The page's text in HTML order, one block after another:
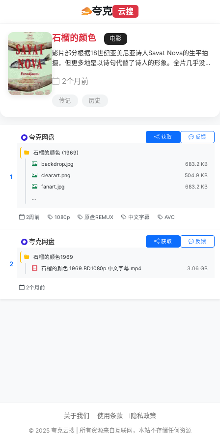
夸克 云搜
石榴的颜色
电影
影片部分根据18世纪亚美尼亚诗人Savat Nova的生平拍
摄，但更多地是以诗句代替了诗人的形象。全片几乎没有
片的内容，而且每个人都有权利按自己的方式诠释它。影
明艳、构图的奇特均衡、内容上的仪式感、宗教感和展现
2个月前
传记 历史
1
夸克网盘 获取 反馈
石榴的颜色 (1969)
backdrop.jpg
683.2 KB
clearart.png
504.9 KB
fanart.jpg
683.2 KB
...
2周前 1080p 原盘REMUX 中文字幕 AVC
2
夸克网盘 获取 反馈
石榴的颜色1969
石榴的颜色.1969.BD1080p.中文字幕.mp4
3.06 GB
2个月前
关于我们 使用条款 隐私政策
© 2025 夸克云搜 | 所有资源来自互联网，本站不存储任何资源